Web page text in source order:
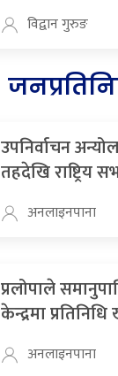
विद्वान गुरुङ
उपनिर्वाचन
तहदेखि राष्ट्रिय
अनलाइनपाना
प्रलोपाले
केन्द्रमा
अनलाइनपाना